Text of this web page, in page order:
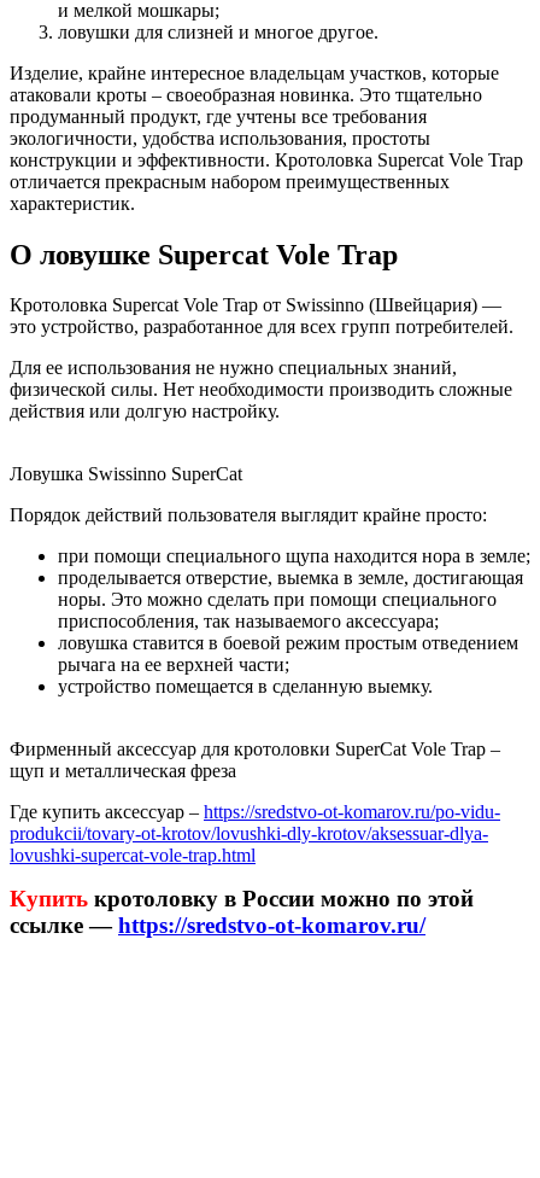
и мелкой мошкары;
ловушки для слизней и многое другое.
Изделие, крайне интересное владельцам участков, которые
атаковали кроты – своеобразная новинка. Это тщательно
продуманный продукт, где учтены все требования
экологичности, удобства использования, простоты
конструкции и эффективности. Кротоловка Supercat Vole Trap
отличается прекрасным набором преимущественных
характеристик.
О ловушке Supercat Vole Trap
Кротоловка Supercat Vole Trap от Swissinno (Швейцария) —
это устройство, разработанное для всех групп потребителей.
Для ее использования не нужно специальных знаний,
физической силы. Нет необходимости производить сложные
действия или долгую настройку.
Ловушка Swissinno SuperCat
Порядок действий пользователя выглядит крайне просто:
при помощи специального щупа находится нора в земле;
проделывается отверстие, выемка в земле, достигающая
норы. Это можно сделать при помощи специального
приспособления, так называемого аксессуара;
ловушка ставится в боевой режим простым отведением
рычага на ее верхней части;
устройство помещается в сделанную выемку.
Фирменный аксессуар для кротоловки SuperCat Vole Trap –
щуп и металлическая фреза
Где купить аксессуар – https://sredstvo-ot-komarov.ru/po-vidu-
produkcii/tovary-ot-krotov/lovushki-dly-krotov/aksessuar-dlya-
lovushki-supercat-vole-trap.html
Купить кротоловку в России можно по этой
ссылке —https://sredstvo-ot-komarov.ru/